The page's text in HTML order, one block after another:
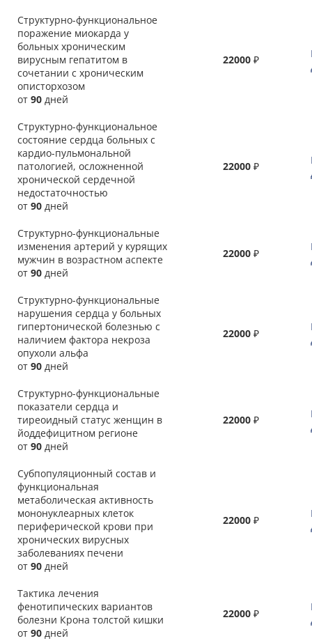
Структурно-функциональное
поражение миокарда у
больных хроническим
вирусным гепатитом в
сочетании с хроническим
описторхозом
от 90 дней
22000 ₽
Структурно-функциональное
состояние сердца больных с
кардио-пульмональной
патологией, осложненной
хронической сердечной
недостаточностью
от 90 дней
22000 ₽
Структурно-функциональные
изменения артерий у курящих
мужчин в возрастном аспекте
от 90 дней
22000 ₽
Структурно-функциональные
нарушения сердца у больных
гипертонической болезнью с
наличием фактора некроза
опухоли альфа
от 90 дней
22000 ₽
Структурно-функциональные
показатели сердца и
тиреоидный статус женщин в
йоддефицитном регионе
от 90 дней
22000 ₽
Субпопуляционный состав и
функциональная
метаболическая активность
мононуклеарных клеток
периферической крови при
хронических вирусных
заболеваниях печени
от 90 дней
22000 ₽
Тактика лечения
фенотипических вариантов
болезни Крона толстой кишки
от 90 дней
22000 ₽